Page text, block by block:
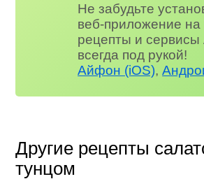
Не забудьте
веб-приложение
рецепты и сервисы
всегда под рукой!
Айфон (iOS),
Другие рецепты
тунцом